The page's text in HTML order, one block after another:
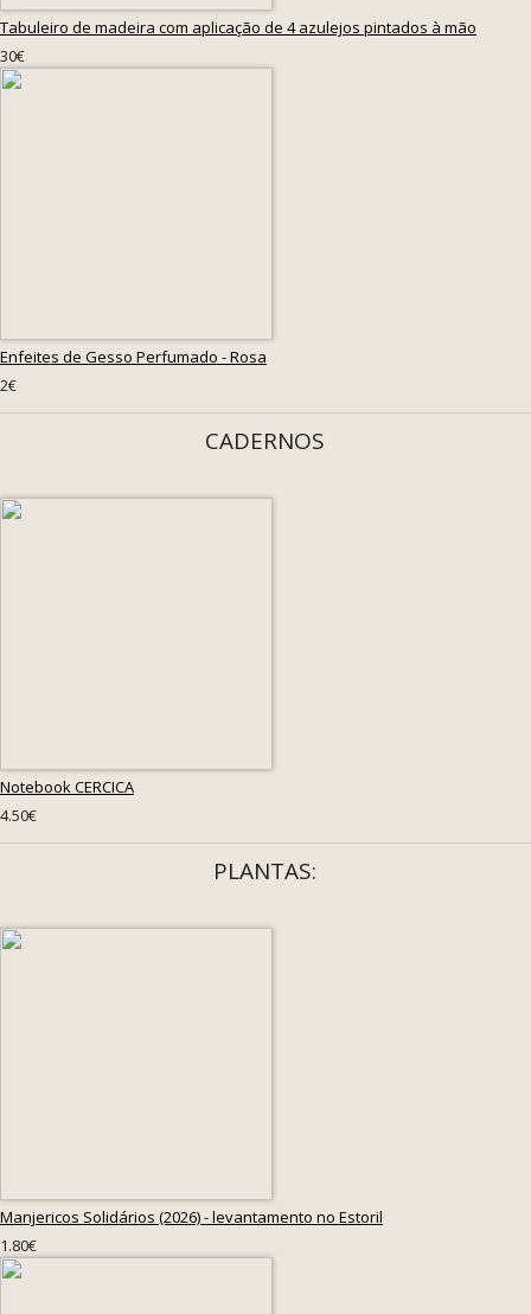
Tabuleiro de madeira com aplicação de 4 azulejos pintados à mão
30€
Enfeites de Gesso Perfumado - Rosa
2€
CADERNOS
Notebook CERCICA
4.50€
PLANTAS:
Manjericos Solidários (2026) - levantamento no Estoril
1.80€